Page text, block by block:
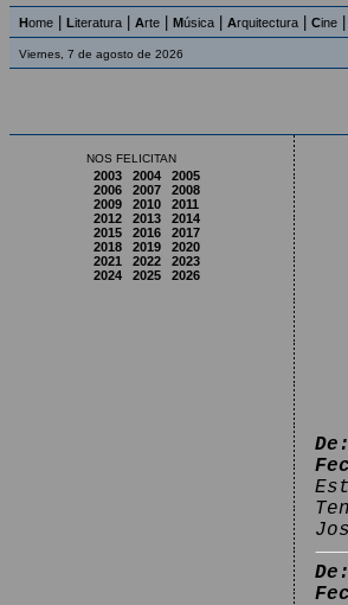
Home Literatura Arte Música Arquitectura Cine
Viernes, 7 de agosto de 2026
NOS FELICITAN
2003 2004
2005
2006
2007
2008
2009
2010
2011
2012
2013
2014
2015
2016
2017
2018
2019
2020
2021
2022
2023
2024
2025 2026
De:
De: